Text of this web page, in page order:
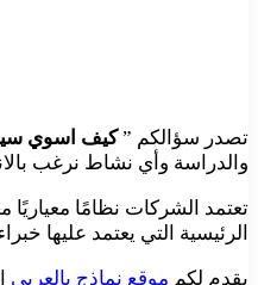
تصدر سؤالكم ”كيف اسوي
والدراسة وأي نشاط نرغب
الرئيسية التي يعتمد عليها
يقدم لكم موقع نماذج بالعربي